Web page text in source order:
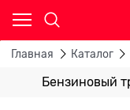
Главная Каталог
Бензиновый